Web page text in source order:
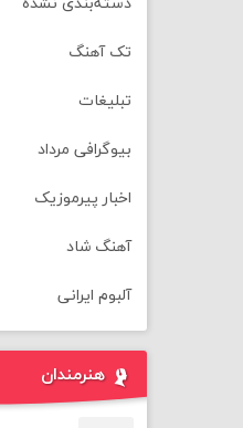
تک آهنگ
تبلیغات
بیوگرافی مرداد
اخبار پیرموزیک
آهنگ شاد
آلبوم ایرانی
هنرمندان